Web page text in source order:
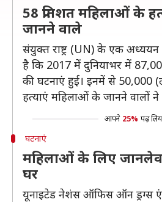
58 प्रतिशत महिलाओं के
जानने वाले
संयुक्त राष्ट्र (UN) के एक
है कि 2017 में दुनियाभर में
की घटनाएं हुई। इनमें से 50,000
हत्याएं महिलाओं के जानने वालों ने
आपने 25% पढ़
घटनाएं
महिलाओं के लिए जानलेवा
घर
यूनाइटेड नेशंस ऑफिस ऑन ड्रग्स